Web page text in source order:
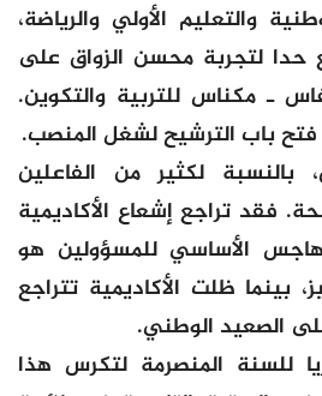
والتعليم الأولي والرياضة،
لتجربة محسن الزواق على
ـ مكناس للتربية والتكوين.
فتح باب الترشيح لشغل المنصب.
بالنسبة لكثير من الفاعلين
فقد تراجع إشعاع الأكاديمية
الأساسي للمسؤولين هو
بينما ظلت الأكاديمية تتراجع
الصعيد الوطني.
للسنة المنصرمة لتكرس هذا